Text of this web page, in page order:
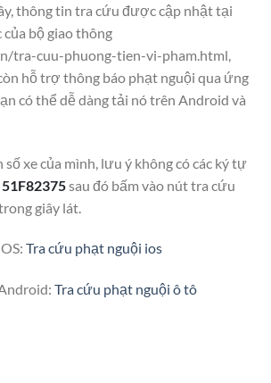
thông tin tra cứu được cập nhật tại
bộ giao thông
tra-cuu-phuong-tien-vi-pham.html,
hỗ trợ thông báo phạt nguội qua ứng
có thể dễ dàng tải nó trên Android và
số xe của mình, lưu ý không có các ký tự
51F82375sau đó bấm vào nút tra cứu
giây lát.
Tra cứu phạt nguội ios
Tra cứu phạt nguội ô tô